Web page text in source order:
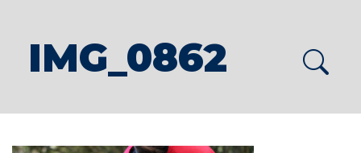
IMG_0862